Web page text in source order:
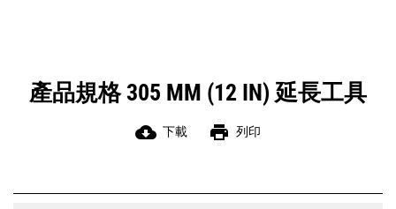
產品規格 305 MM (12 IN) 延長工具
cloud_download 下載 print 列印